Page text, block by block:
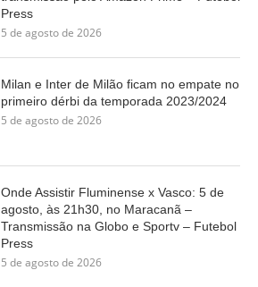
Press
5 de agosto de 2026
Milan e Inter de Milão ficam no empate no
primeiro dérbi da temporada 2023/2024
5 de agosto de 2026
Onde Assistir Fluminense x Vasco: 5 de
agosto, às 21h30, no Maracanã –
Transmissão na Globo e Sportv – Futebol
Press
5 de agosto de 2026